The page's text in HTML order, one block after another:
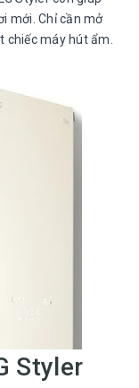
mới. Chỉ cần mở
máy hút ẩm.
Styler